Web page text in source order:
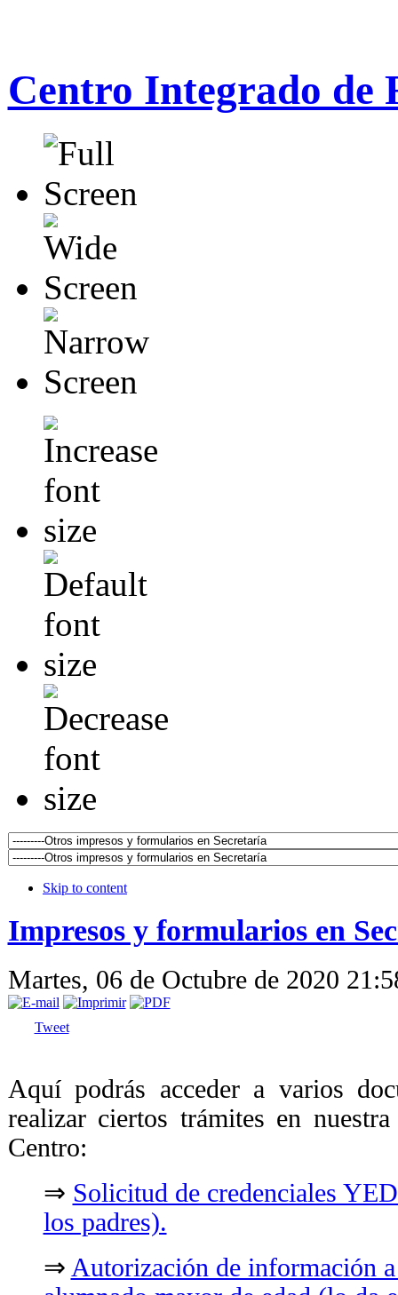
Centro Integrado de
Skip to content
Impresos y formularios en
Martes, 06 de Octubre de 2020
Tweet
Aquí podrás acceder a varios
realizar ciertos trámites en
Centro:
⇒ Solicitud de credenciales
los padres).
⇒ Autorización de información